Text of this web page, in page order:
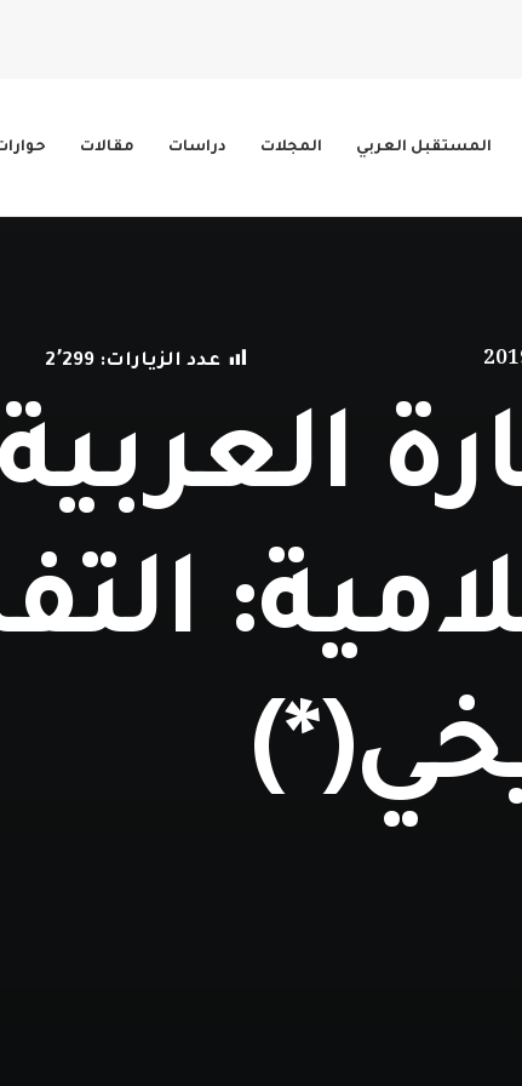
المستقبل العربي المجلات دراسات مقالات
عدد الزيارات: 2٬299